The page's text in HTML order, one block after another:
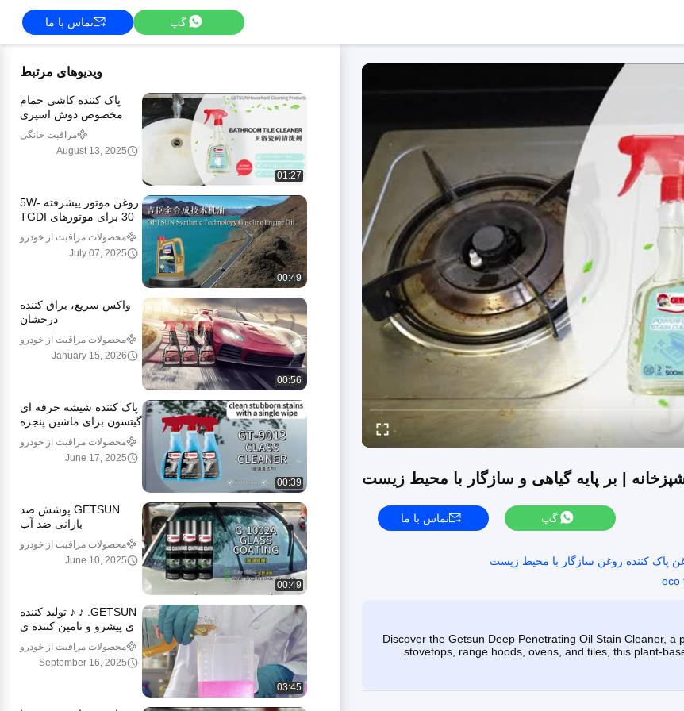
گپ تماس با ما
| بر پایه گیاهی و سازگار با محیط زیست
گپ تماس با ما
eco
Discover the Getsun Deep Penetrating Oil Stain Cleaner,
stovetops, range hoods, ovens, and tiles, this plant-
ویدیوهای مرتبط
01:27
پاک کننده کاشی حمام
مخصوص دوش اسپری
پاک کننده خمیر 500 میلی
لیتر
مراقبت خانگی
August 13, 2025
00:49
روغن موتور پیشرفته 5W-
30 برای موتورهای TGDI
فرمول مبتنی بر استر
محصولات مراقبت از خودرو
July 07, 2025
00:56
واکس سریع، براق کننده
درخشان
محصولات مراقبت از خودرو
January 15, 2026
00:39
پاک کننده شیشه حرفه ای
گیتسون برای ماشین پنجره
ها و آینه ها اسپری تمیز
کننده شیشه سازگار با
محیط زیست
محصولات مراقبت از خودرو
June 17, 2025
00:49
GETSUN پوشش ضد
بارانی ضد آب
محصولات مراقبت از خودرو
June 10, 2025
03:45
GETSUN. ♪ ♪ تولید کننده
ی پیشرو و تامین کننده ی
جهانی مراقبت های خودرو
محصولات مراقبت از خودرو
September 16, 2025